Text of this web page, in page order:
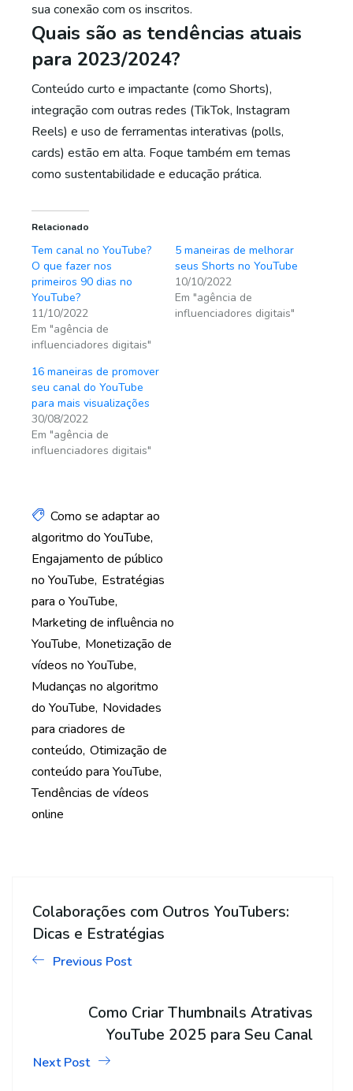
sua conexão com os inscritos.
Quais são as tendências atuais
para 2023/2024?
Conteúdo curto e impactante (como Shorts),
integração com outras redes (TikTok, Instagram
Reels) e uso de ferramentas interativas (polls,
cards) estão em alta. Foque também em temas
como sustentabilidade e educação prática.
Relacionado
Tem canal no YouTube?
O que fazer nos
primeiros 90 dias no
YouTube?
11/10/2022
Em "agência de
influenciadores digitais"
5 maneiras de melhorar
seus Shorts no YouTube
10/10/2022
Em "agência de
influenciadores digitais"
16 maneiras de promover
seu canal do YouTube
para mais visualizações
30/08/2022
Em "agência de
influenciadores digitais"
Como se adaptar ao
algoritmo do YouTube
Engajamento de público
no YouTube Estratégias
para o YouTube
Marketing de influência no
YouTube Monetização de
vídeos no YouTube
Mudanças no algoritmo
do YouTube Novidades
para criadores de
conteúdo Otimização de
conteúdo para YouTube
Tendências de vídeos
online
Colaborações com Outros YouTubers:
Dicas e Estratégias
Previous Post
Como Criar Thumbnails Atrativas
YouTube 2025 para Seu Canal
Next Post